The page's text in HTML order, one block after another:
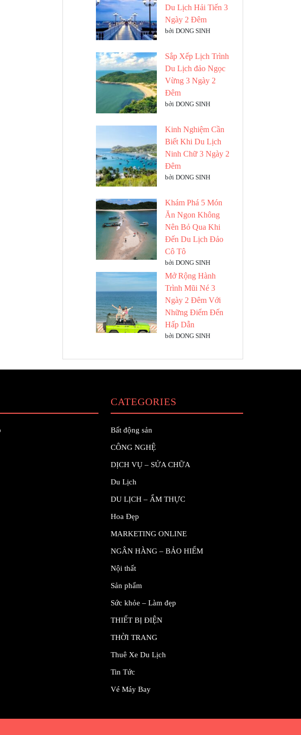
Du Lịch Hải Tiến 3
Ngày 2 Đêm
bởi DONG SINH
Sắp Xếp Lịch Trình
Du Lịch đảo Ngọc
Vừng 3 Ngày 2
Đêm
bởi DONG SINH
Kinh Nghiệm Cần
Biết Khi Du Lịch
Ninh Chữ 3 Ngày 2
Đêm
bởi DONG SINH
Khám Phá 5 Món
Ăn Ngon Không
Nên Bỏ Qua Khi
Đến Du Lịch Đảo
Cô Tô
bởi DONG SINH
Mở Rộng Hành
Trình Mũi Né 3
Ngày 2 Đêm Với
Những Điểm Đến
Hấp Dẫn
bởi DONG SINH
CATEGORIES
Bất động sản
CÔNG NGHỆ
DỊCH VỤ – SỬA CHỮA
Du Lịch
DU LỊCH – ẨM THỰC
Hoa Đẹp
MARKETING ONLINE
NGÂN HÀNG – BẢO HIỂM
Nội thất
Sản phẩm
Sức khỏe – Làm đẹp
THIẾT BỊ ĐIỆN
THỜI TRANG
Thuê Xe Du Lịch
Tin Tức
Vé Máy Bay